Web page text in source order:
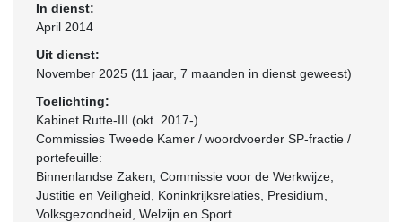
In dienst:
April 2014
Uit dienst:
November 2025 (11 jaar, 7 maanden in dienst geweest)
Toelichting:
Kabinet Rutte-III (okt. 2017-)
Commissies Tweede Kamer / woordvoerder SP-fractie /
portefeuille:
Binnenlandse Zaken, Commissie voor de Werkwijze,
Justitie en Veiligheid, Koninkrijksrelaties, Presidium,
Volksgezondheid, Welzijn en Sport.